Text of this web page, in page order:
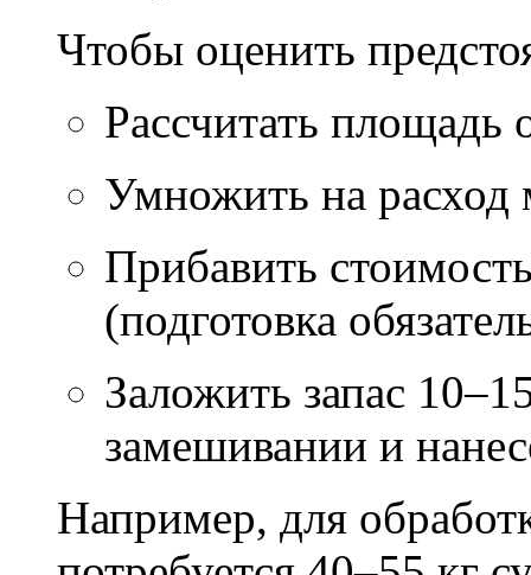
Чтобы оценить
Рассчитать площадь
Умножить на расход
Прибавить
(подготовка
Заложить запас
замешивании и
Например, для